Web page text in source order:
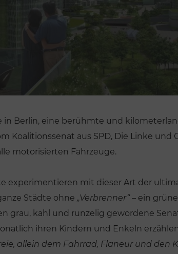
in Berlin, eine berühmte und
Koalitionssenat aus SPD, Die Linke und
motorisierten Fahrzeuge.
experimentieren mit dieser Art der
Städte ohne „Verbrenner“– ein
grau, kahl und runzelig gewordene
ihren Kindern und Enkeln erzählen
allein dem Fahrrad, Flaneur und den